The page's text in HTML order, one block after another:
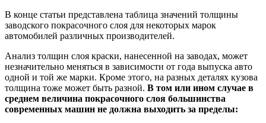
В конце статьи представлена таблица значений толщины
заводского покрасочного слоя для некоторых марок
автомобилей различных производителей.
Анализ толщин слоя краски, нанесенной на заводах, может
незначительно меняться в зависимости от года выпуска авто
одной и той же марки. Кроме этого, на разных деталях кузова
толщина тоже может быть разной. В том или ином случае в
среднем величина покрасочного слоя большинства
современных машин не должна выходить за пределы: